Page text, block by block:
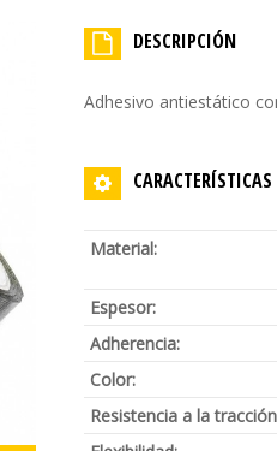
DESCRIPCIÓN
Adhesivo antiestático
CARACTERÍSTICAS
Material:
Espesor:
Adherencia:
Color:
Resistencia a la